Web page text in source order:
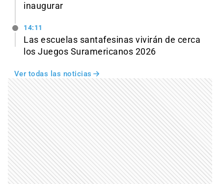
inaugurar
14:11
Las escuelas santafesinas vivirán de cerca
los Juegos Suramericanos 2026
Ver todas las noticias